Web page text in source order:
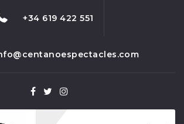
+34 619 422 551